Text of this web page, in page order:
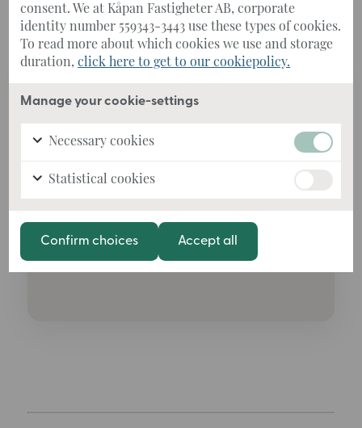
consent. We at Kåpan Fastigheter AB, corporate
identity number 559343-3443 use these types of cookies.
To read more about which cookies we use and storage
duration,click here to get to our cookiepolicy.
Manage your cookie-settings
Necessary cookies
Statistical cookies
Confirm choices Accept all